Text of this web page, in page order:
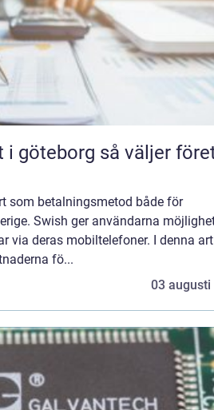
väljer företag
som betalningsmetod både för
Swish ger användarna
via deras mobiltelefoner. I denna
fö...
03 augusti